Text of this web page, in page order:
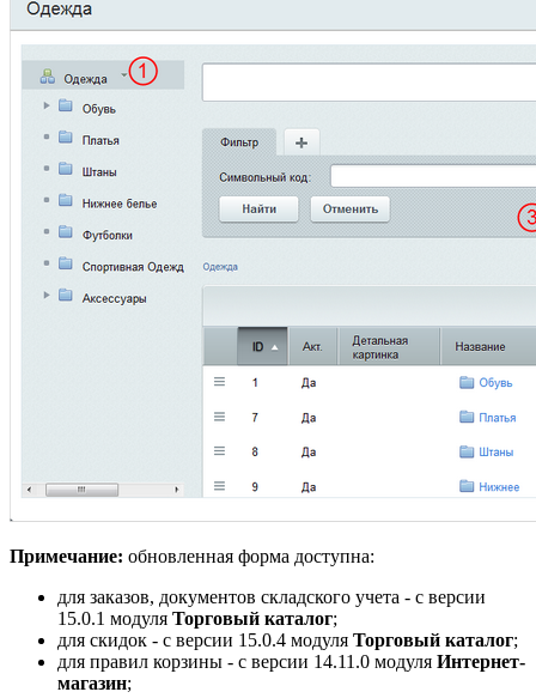
Примечание: обновленная форма доступна:
для заказов, документов складского учета - с версии
15.0.1 модуля Торговый каталог;
для скидок - с версии 15.0.4 модуля Торговый каталог;
для правил корзины - с версии 14.11.0 модуля Интернет-
магазин;